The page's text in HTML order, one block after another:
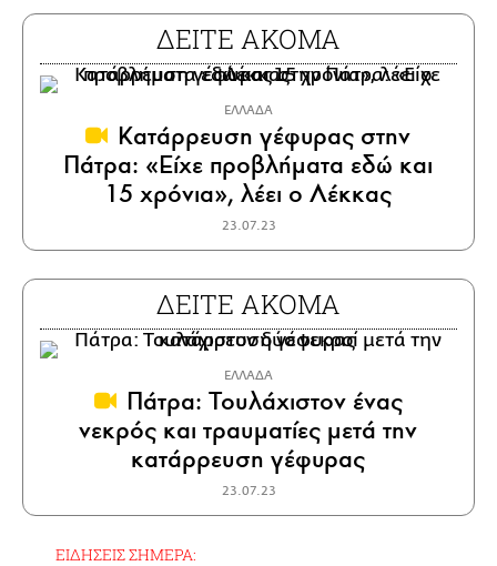
ΔΕΙΤΕ ΑΚΟΜΑ
ΕΛΛΑΔΑ
Κατάρρευση γέφυρας στην
Πάτρα: «Είχε προβλήματα εδώ και
15 χρόνια», λέει ο Λέκκας
23.07.23
ΔΕΙΤΕ ΑΚΟΜΑ
ΕΛΛΑΔΑ
Πάτρα: Τουλάχιστον ένας
νεκρός και τραυματίες μετά την
κατάρρευση γέφυρας
23.07.23
ΕΙΔΗΣΕΙΣ ΣΗΜΕΡΑ: